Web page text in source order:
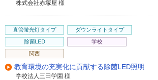
株式会社赤塚屋 様
直管蛍光灯タイプ
ダウンライトタイプ
除菌LED
学校
関西
教育環境の充実化に貢献する除菌LED照明
学校法人三田学園 様